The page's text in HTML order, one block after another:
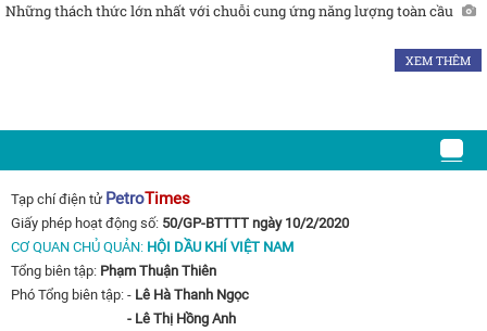
Những thách thức lớn nhất với chuỗi cung ứng năng lượng toàn cầu
XEM THÊM
Tạp chí điện tử PetroTimes
Giấy phép hoạt động số: 50/GP-BTTTT ngày 10/2/2020
CƠ QUAN CHỦ QUẢN: HỘI DẦU KHÍ VIỆT NAM
Tổng biên tập: Phạm Thuận Thiên
Phó Tổng biên tập: - Lê Hà Thanh Ngọc
- Lê Thị Hồng Anh